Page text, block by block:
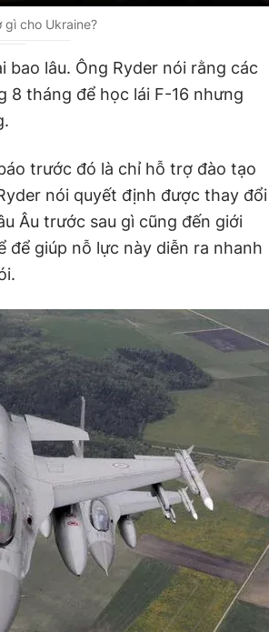
gì cho Ukraine?
bao lâu. Ông Ryder nói rằng các
8 tháng để học lái F-16 nhưng
trước đó là chỉ hỗ trợ đào tạo
nói quyết định được thay đổi
Âu trước sau gì cũng đến giới
để giúp nỗ lực này diễn ra nhanh